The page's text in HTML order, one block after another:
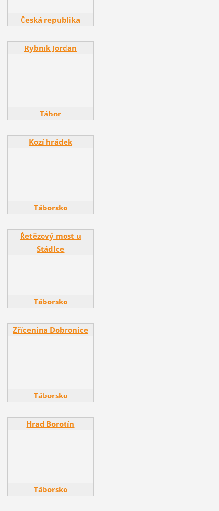
Česká republika
Rybník Jordán
Rybník Jordán
Tábor
Kozí hrádek
Kozí hrádek
Táborsko
Řetězový most u
Stádlce
Řetězový most u
Stádlce
Táborsko
Zřícenina Dobronice
Zřícenina Dobronice
Táborsko
Hrad Borotín
Hrad Borotín
Táborsko